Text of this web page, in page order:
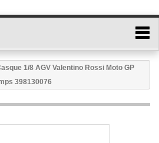
1/8 AGV Valentino Rossi Moto GP
398130076